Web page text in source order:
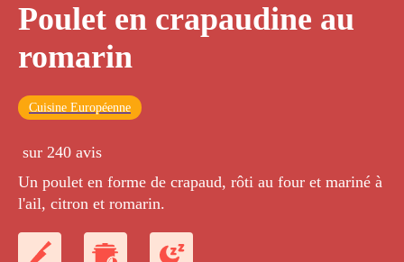
Poulet en crapaudine au
romarin
Cuisine Européenne
sur 240 avis
Un poulet en forme de crapaud, rôti au four et mariné à
l'ail, citron et romarin.